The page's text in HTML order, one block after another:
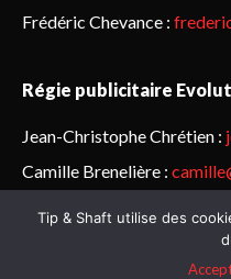
Frédéric Chevance :
Régie publicitaire
Jean-Christophe Chrétien :
Camille Brenelière :
© Sailorz 2015-2025. Tous
politique
Tip & Shaft utilise des